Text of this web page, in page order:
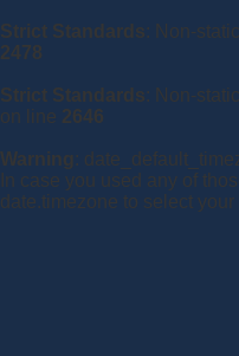
Strict Standards: Non-
2478
Strict Standards: Non-
on line 2646
Warning :
In case you used any of
date.timezone to select your